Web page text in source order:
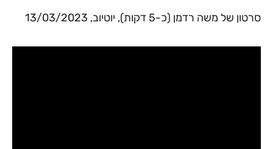
סרטון של משה רדמן (כ-5 דקות), יוטיוב, 13/03/2023